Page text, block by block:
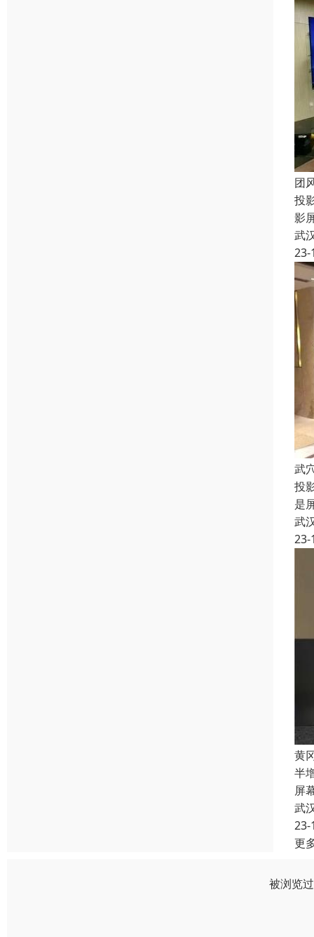
团
投
影
武
23-
武
投
是
武
23-
黄
半
屏
武
23-
更
被浏览